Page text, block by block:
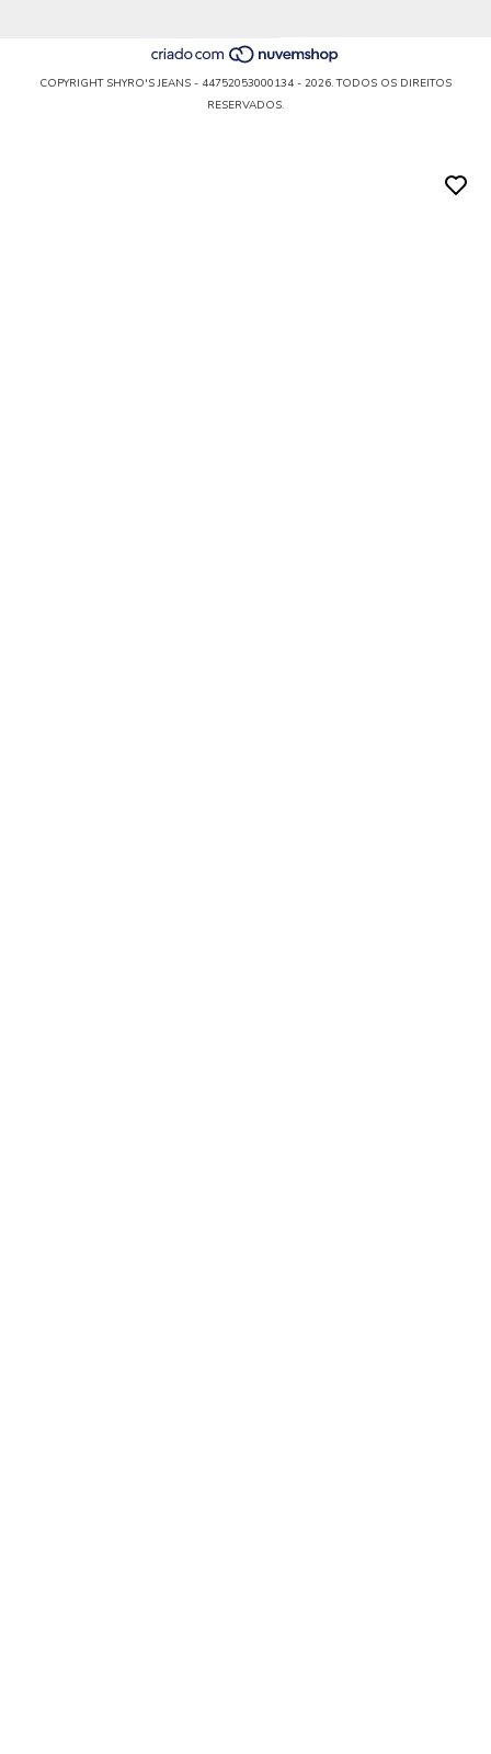
COPYRIGHT SHYRO'S JEANS - 44752053000134 - 2026. TODOS OS DIREITOS
RESERVADOS.